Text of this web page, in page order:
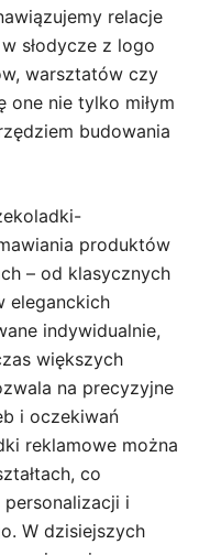
relacje
słodycze z logo
warsztatów czy
one nie tylko miłym
budowania
produktów
– od klasycznych
eleganckich
indywidualnie,
większych
na precyzyjne
i oczekiwań
reklamowe można
co
i
W dzisiejszych